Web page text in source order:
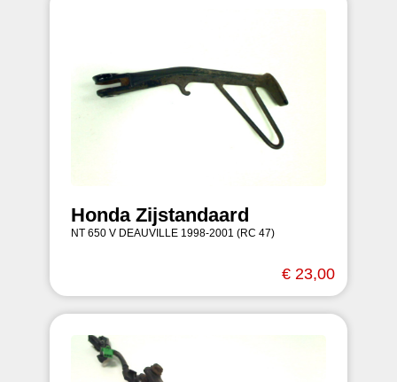
Honda Zijstandaard
NT 650 V DEAUVILLE 1998-2001 (RC 47)
€ 23,00